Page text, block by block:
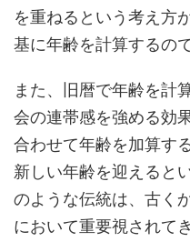
を重ねるという考え方
基に年齢を計算するので
また、旧暦で年齢を計
会の連帯感を強める効
合わせて年齢を加算す
新しい年齢を迎えると
のような伝統は、古く
において重要視されて